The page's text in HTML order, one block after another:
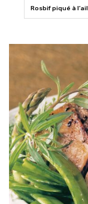
Rosbif piqué à l’ail